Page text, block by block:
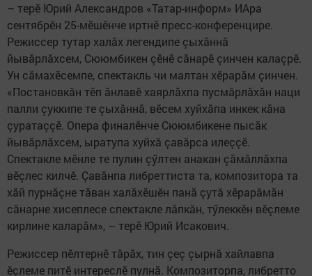
– терӗ Юрий Александров «Татар-информ» ИАра
сентябрӗн 25-мӗшӗнче иртнӗ пресс-конференцире.
Режиссер тутар халăх легендипе çыхăннă
йывăрлăхсем, Сююмбикен çӗнӗ сăнарӗ çинчен калаçрӗ.
Ун сăмахӗсемпе, спектакль чи малтан хӗрарăм çинчен.
«Постановкăн тӗп ăнлавӗ хаярлăхпа пусмăрлăхăн наци
палли çуккипе те çыхăннă, вӗсем хуйхăпа инкек кăна
çуратаççӗ. Опера финалӗнче Сююмбикене пысăк
йывăрлăхсем, ыратупа хуйхă çавăрса илеççӗ.
Спектакле мӗнле те пулин çӳлтен анакан çăмăллăхпа
вӗçлес килчӗ. Çавăнпа либреттиста та, композитора та
хăй пурнăçне тăван халăхӗшӗн панă çутă хӗрарăмăн
сăнарне хисеплесе спектакле лăпкăн, тӳлеккӗн вӗçлеме
кирлине каларăм», – терӗ Юрий Исакович.
Режиссер пӗлтернӗ тăрăх, тин çеç çырнă хайлавпа
ӗçлеме питӗ интереслӗ пулнă. Композиторпа, либретто